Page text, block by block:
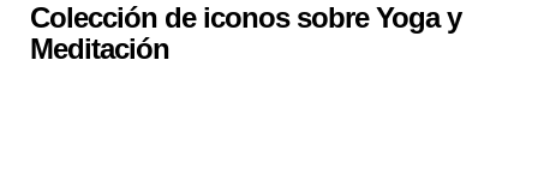
Colección de iconos sobre Yoga y
Meditación